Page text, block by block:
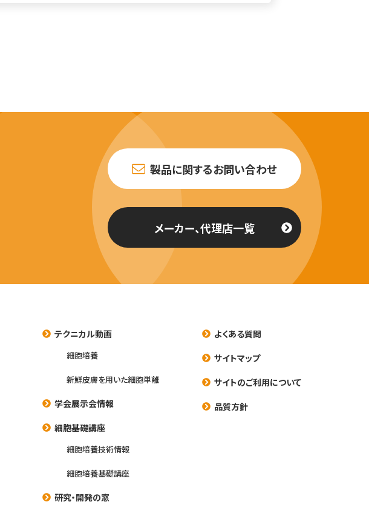
製品に関するお問い合わせ
メーカー、代理店一覧
テクニカル動画
細胞培養
新鮮皮膚を用いた細胞単離
学会展示会情報
細胞基礎講座
細胞培養技術情報
細胞培養基礎講座
研究・開発の窓
よくある質問
サイトマップ
サイトのご利用について
品質方針